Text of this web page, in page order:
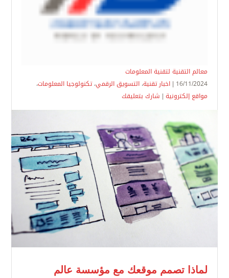
معالم التقنية لتقنية المعلومات
16/11/2024 | اخبار تقنية، التسويق الرقمي،تكنولوجيا المعلومات،
مواقع إلكترونية | شارك بتعليقك
لماذا تصمم موقعك مع مؤسسة عالم